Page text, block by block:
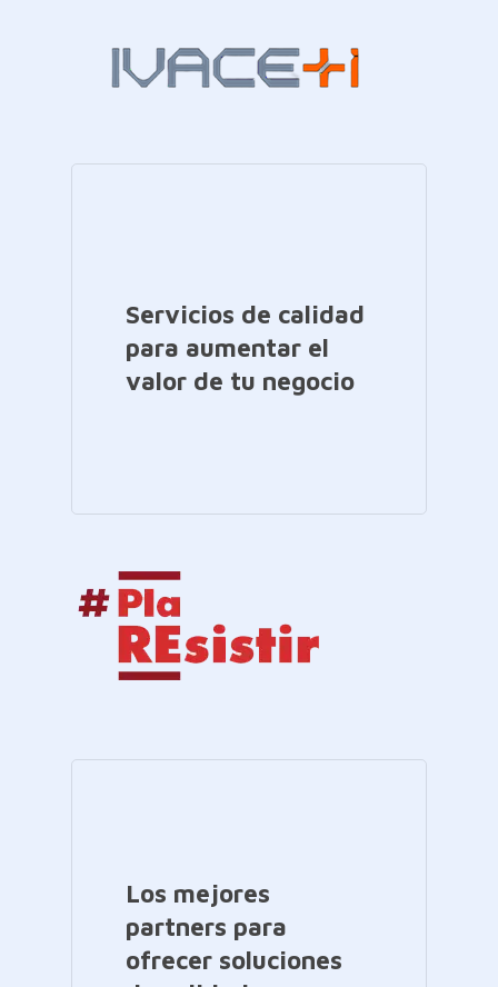
Servicios de calidad
para aumentar el
valor de tu negocio
Los mejores
partners para
ofrecer soluciones